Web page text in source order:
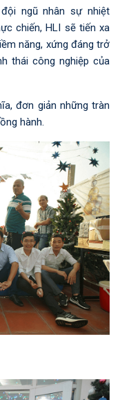
ngũ nhân sự nhiệt
chiến, HLI sẽ tiến xa
năng, xứng đáng trở
thái công nghiệp của
đơn giản những tràn
hành.